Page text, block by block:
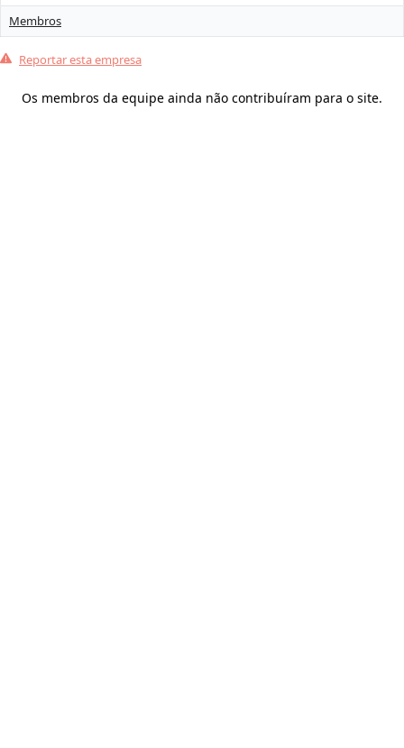
Membros
Reportar esta empresa
Os membros da equipe ainda não contribuíram para o site.